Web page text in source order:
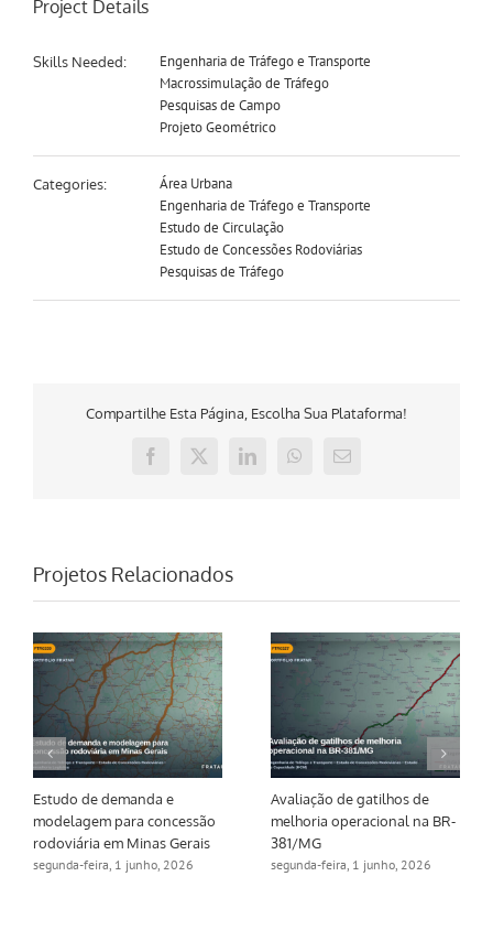
Project Details
Skills Needed:
Engenharia de Tráfego e Transporte
Macrossimulação de Tráfego
Pesquisas de Campo
Projeto Geométrico
Categories:
Área Urbana
Engenharia de Tráfego e Transporte
Estudo de Circulação
Estudo de Concessões Rodoviárias
Pesquisas de Tráfego
Compartilhe Esta Página, Escolha Sua Plataforma!
Facebook
X LinkedInWhatsApp
E-
Projetos Relacionados
Estudo de demanda e
modelagem para concessão
rodoviária em Minas Gerais
segunda-feira, 1 junho, 2026
Avaliação de gatilhos de
melhoria operacional na BR-
381/MG
segunda-feira, 1 junho, 2026